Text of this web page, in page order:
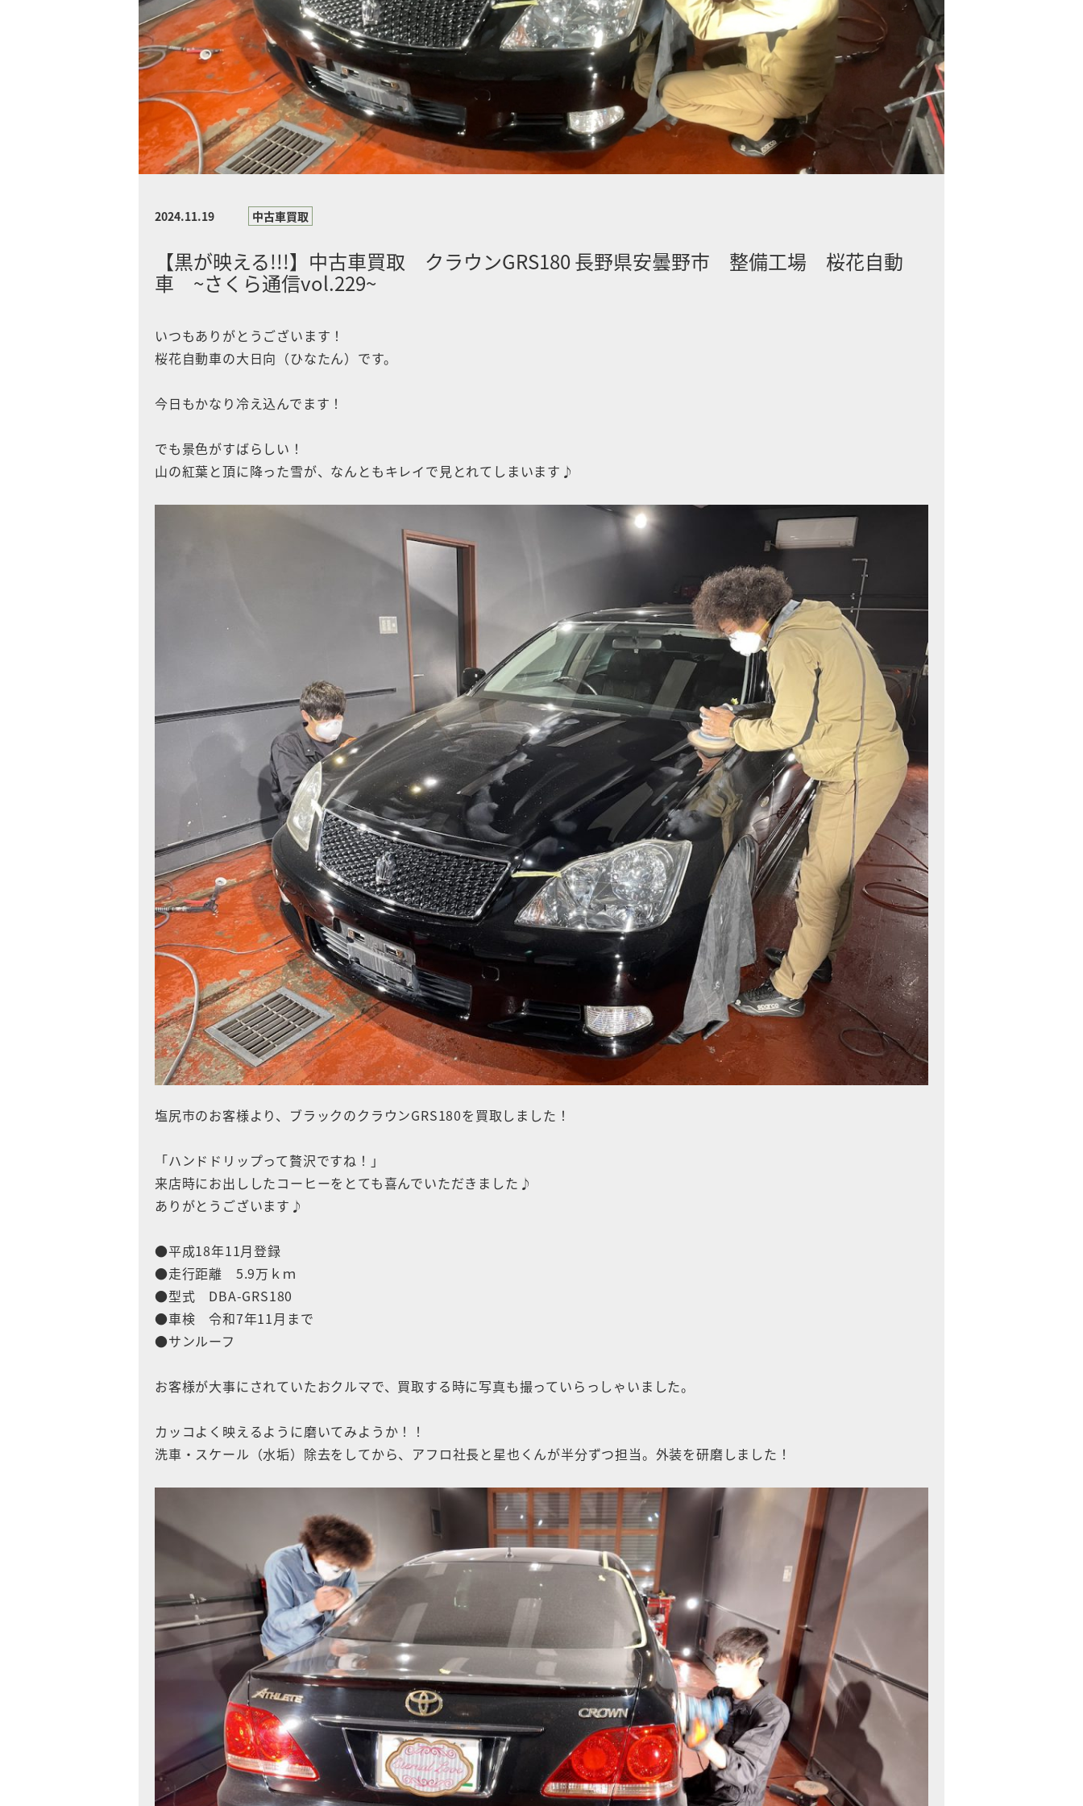
2024.11.19 中古車買取
【黒が映える!!!】中古車買取 クラウンGRS180 長野県安曇野市 整備工場 桜花自動
車 ~さくら通信vol.229~
いつもありがとうございます！
桜花自動車の大日向（ひなたん）です。
今日もかなり冷え込んでます！
でも景色がすばらしい！
山の紅葉と頂に降った雪が、なんともキレイで見とれてしまいます♪
塩尻市のお客様より、ブラックのクラウンGRS180を買取しました！
「ハンドドリップって贅沢ですね！」
来店時にお出ししたコーヒーをとても喜んでいただきました♪
ありがとうございます♪
●平成18年11月登録
●走行距離 5.9万ｋｍ
●型式 DBA-GRS180
●車検 令和7年11月まで
●サンルーフ
お客様が大事にされていたおクルマで、買取する時に写真も撮っていらっしゃいました。
カッコよく映えるように磨いてみようか！！
洗車・スケール（水垢）除去をしてから、アフロ社長と星也くんが半分ずつ担当。外装を研磨しました！